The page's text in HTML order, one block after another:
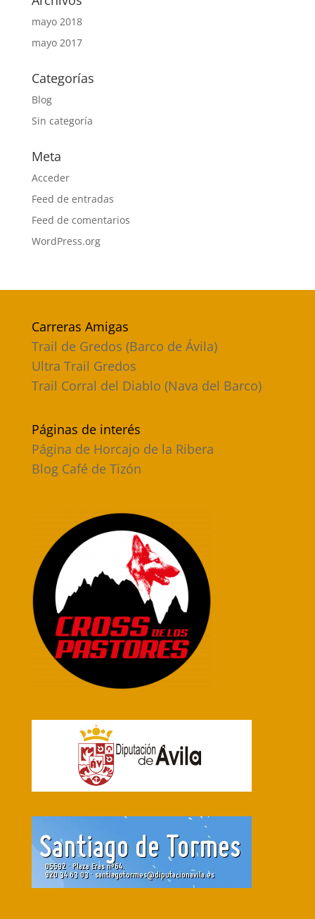
mayo 2018
mayo 2017
Categorías
Blog
Sin categoría
Meta
Acceder
Feed de entradas
Feed de comentarios
WordPress.org
Carreras Amigas
Trail de Gredos (Barco de Ávila)
Ultra Trail Gredos
Trail Corral del Diablo (Nava del Barco)
Páginas de interés
Página de Horcajo de la Ribera
Blog Café de Tizón